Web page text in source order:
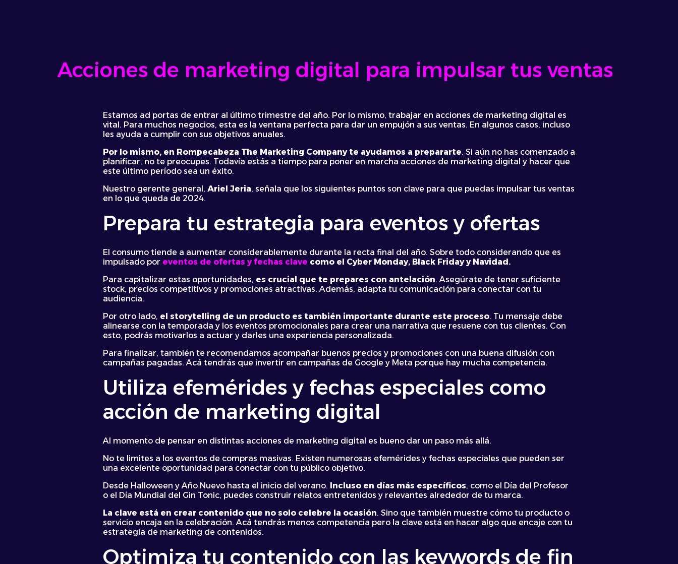
Acciones de marketing digital para impulsar tus ventas
Estamos ad portas de entrar al último trimestre del año. Por lo mismo, trabajar en acciones de marketing digital es
vital. Para muchos negocios, esta es la ventana perfecta para dar un empujón a sus ventas. En algunos casos, incluso
les ayuda a cumplir con sus objetivos anuales.
Por lo mismo, en Rompecabeza The Marketing Company te ayudamos a prepararte. Si aún no has comenzado a
planificar, no te preocupes. Todavía estás a tiempo para poner en marcha acciones de marketing digital y hacer que
este último período sea un éxito.
Nuestro gerente general, Ariel Jeria, señala que los siguientes puntos son clave para que puedas impulsar tus ventas
en lo que queda de 2024.
Prepara tu estrategia para eventos y ofertas
El consumo tiende a aumentar considerablemente durante la recta final del año. Sobre todo considerando que es
impulsado por eventos de ofertas y fechas clave como el Cyber Monday, Black Friday y Navidad.
Para capitalizar estas oportunidades, es crucial que te prepares con antelación. Asegúrate de tener suficiente
stock, precios competitivos y promociones atractivas. Además, adapta tu comunicación para conectar con tu
audiencia.
Por otro lado, el storytelling de un producto es también importante durante este proceso. Tu mensaje debe
alinearse con la temporada y los eventos promocionales para crear una narrativa que resuene con tus clientes. Con
esto, podrás motivarlos a actuar y darles una experiencia personalizada.
Para finalizar, también te recomendamos acompañar buenos precios y promociones con una buena difusión con
campañas pagadas. Acá tendrás que invertir en campañas de Google y Meta porque hay mucha competencia.
Utiliza efemérides y fechas especiales como
acción de marketing digital
Al momento de pensar en distintas acciones de marketing digital es bueno dar un paso más allá.
No te limites a los eventos de compras masivas. Existen numerosas efemérides y fechas especiales que pueden ser
una excelente oportunidad para conectar con tu público objetivo.
Desde Halloween y Año Nuevo hasta el inicio del verano. Incluso en días más específicos, como el Día del Profesor
o el Día Mundial del Gin Tonic, puedes construir relatos entretenidos y relevantes alrededor de tu marca.
La clave está en crear contenido que no solo celebre la ocasión. Sino que también muestre cómo tu producto o
servicio encaja en la celebración. Acá tendrás menos competencia pero la clave está en hacer algo que encaje con tu
estrategia de marketing de contenidos.
Optimiza tu contenido con las keywords de fin